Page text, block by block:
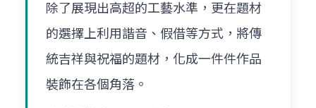
除了展現出高超的工藝水準，更在題材
的選擇上利用諧音、假借等方式，將傳
統吉祥與祝福的題材，化成一件件作品
裝飾在各個角落。